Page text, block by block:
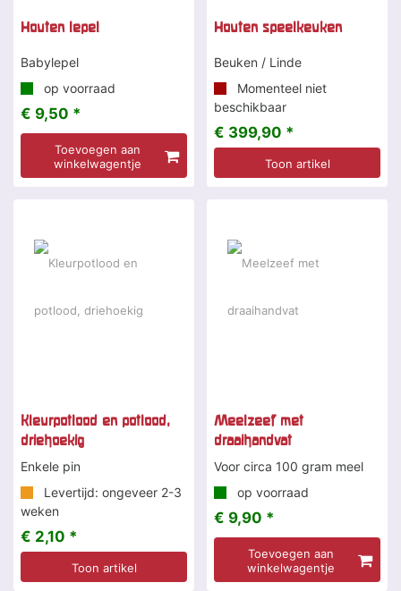
Houten lepel
Babylepel
op voorraad
€ 9,50 *
Toevoegen aan
winkelwagentje
Houten speelkeuken
Beuken / Linde
Momenteel niet
beschikbaar
€ 399,90 *
Toon artikel
Kleurpotlood en potlood,
driehoekig
Enkele pin
Levertijd: ongeveer 2-3
weken
€ 2,10 *
Toon artikel
Meelzeef met
draaihandvat
Voor circa 100 gram meel
op voorraad
€ 9,90 *
Toevoegen aan
winkelwagentje